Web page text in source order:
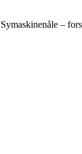
Symaskinenåle –